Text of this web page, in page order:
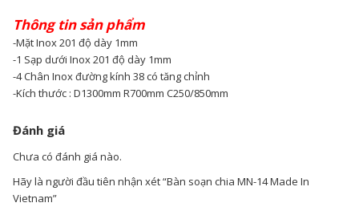
Thông tin sản phẩm
-Mặt Inox 201 độ dày 1mm
-1 Sạp dưới Inox 201 độ dày 1mm
-4 Chân Inox đường kính 38 có tăng chỉnh
-Kích thước : D1300mm R700mm C250/850mm
Đánh giá
Chưa có đánh giá nào.
Hãy là người đầu tiên nhận xét “Bàn soạn chia MN-14 Made In
Vietnam”